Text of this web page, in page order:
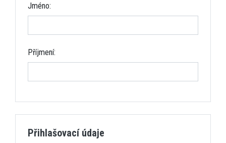
Jméno:
Příjmení:
Přihlašovací údaje